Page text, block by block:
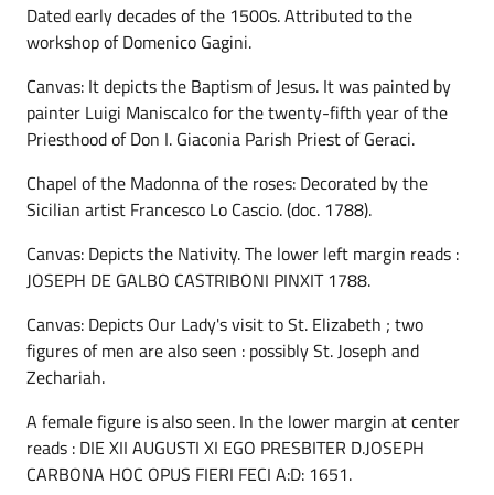
Dated early decades of the 1500s. Attributed to the
workshop of Domenico Gagini.
Canvas: It depicts the Baptism of Jesus. It was painted by
painter Luigi Maniscalco for the twenty-fifth year of the
Priesthood of Don I. Giaconia Parish Priest of Geraci.
Chapel of the Madonna of the roses: Decorated by the
Sicilian artist Francesco Lo Cascio. (doc. 1788).
Canvas: Depicts the Nativity. The lower left margin reads :
JOSEPH DE GALBO CASTRIBONI PINXIT 1788.
Canvas: Depicts Our Lady's visit to St. Elizabeth ; two
figures of men are also seen : possibly St. Joseph and
Zechariah.
A female figure is also seen. In the lower margin at center
reads : DIE XII AUGUSTI XI EGO PRESBITER D.JOSEPH
CARBONA HOC OPUS FIERI FECI A:D: 1651.